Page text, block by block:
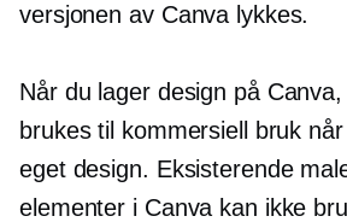
versjonen av Canva lykkes.
Når du lager design på
brukes til kommersiell bruk
eget design. Eksisterende
elementer i Canva kan ikke